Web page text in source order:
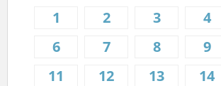
1 2 3 4
6
7 8 9
11
12 13 14